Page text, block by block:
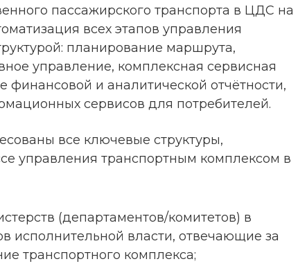
пассажирского транспорта в ЦДС на
всех этапов управления
планирование маршрута,
управление, комплексная сервисная
финансовой и аналитической отчётности,
сервисов для потребителей.
все ключевые структуры,
управления транспортным комплексом в
(департаментов/комитетов) в
исполнительной власти, отвечающие за
транспортного комплекса;